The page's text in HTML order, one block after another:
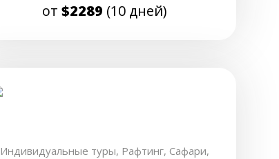
от$2289 (10 дней)
Индивидуальные туры, Рафтинг, Сафари,